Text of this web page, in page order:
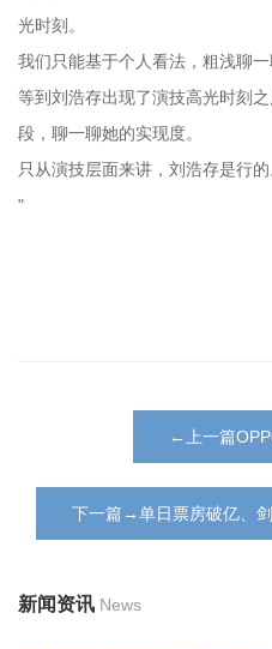
光时刻。
我们只能基于个人看法，粗浅聊一
等到刘浩存出现了演技高光时刻
段，聊一聊她的实现度。
只从演技层面来讲，刘浩存是行的
"
←上一篇
下一篇→单日票房破亿、
新闻资讯 News